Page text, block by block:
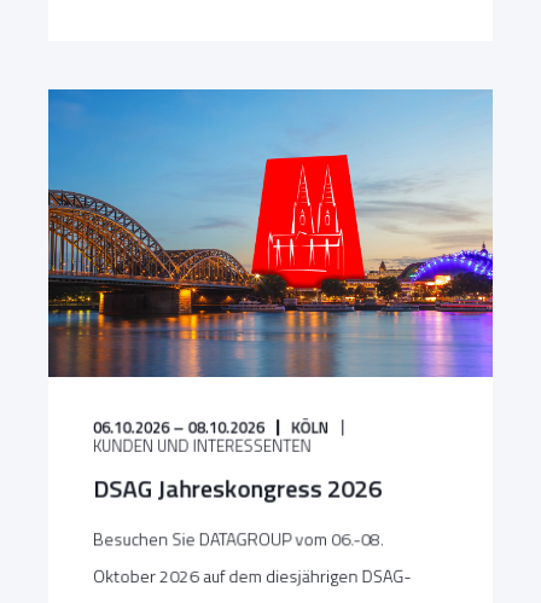
06.10.2026 – 08.10.2026 KÖLN
KUNDEN UND INTERESSENTEN
DSAG Jahreskongress 2026
Besuchen Sie DATAGROUP vom 06.-08.
Oktober 2026 auf dem diesjährigen DSAG-